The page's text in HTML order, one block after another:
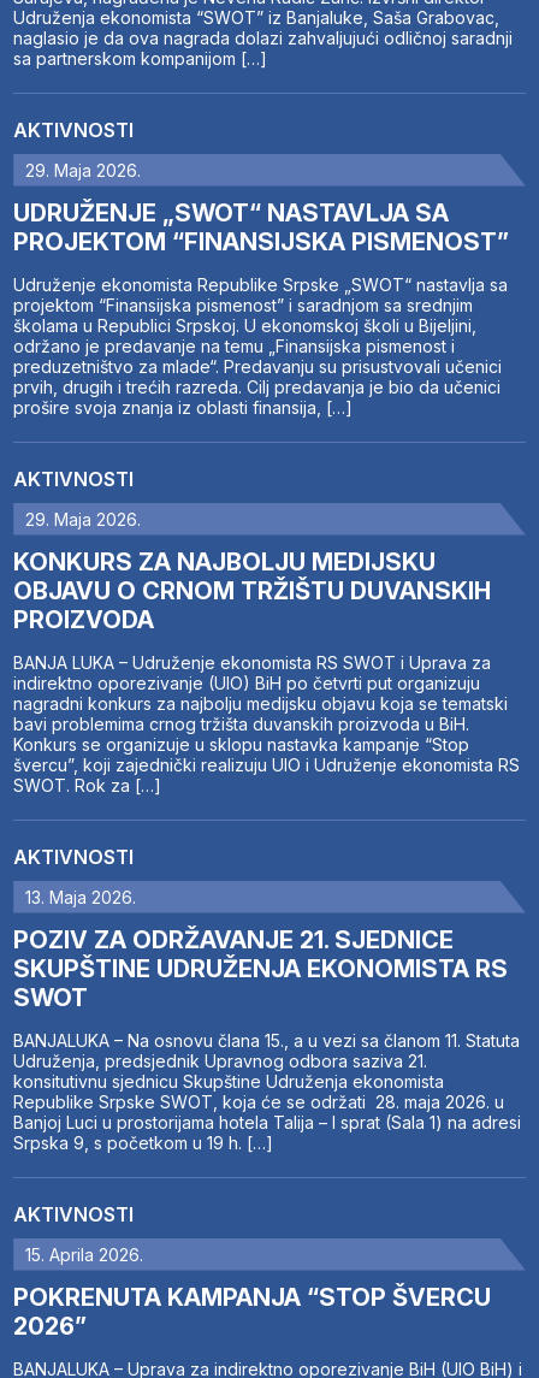
Udruženja ekonomista “SWOT” iz Banjaluke, Saša Grabovac,
naglasio je da ova nagrada dolazi zahvaljujući odličnoj saradnji
sa partnerskom kompanijom […]
AKTIVNOSTI
29. Maja 2026.
UDRUŽENJE „SWOT“ NASTAVLJA SA
PROJEKTOM “FINANSIJSKA PISMENOST”
Udruženje ekonomista Republike Srpske „SWOT“ nastavlja sa
projektom “Finansijska pismenost” i saradnjom sa srednjim
školama u Republici Srpskoj. U ekonomskoj školi u Bijeljini,
održano je predavanje na temu „Finansijska pismenost i
preduzetništvo za mlade“. Predavanju su prisustvovali učenici
prvih, drugih i trećih razreda. Cilj predavanja je bio da učenici
prošire svoja znanja iz oblasti finansija, […]
AKTIVNOSTI
29. Maja 2026.
KONKURS ZA NAJBOLJU MEDIJSKU
OBJAVU O CRNOM TRŽIŠTU DUVANSKIH
PROIZVODA
BANJA LUKA – Udruženje ekonomista RS SWOT i Uprava za
indirektno oporezivanje (UIO) BiH po četvrti put organizuju
nagradni konkurs za najbolju medijsku objavu koja se tematski
bavi problemima crnog tržišta duvanskih proizvoda u BiH.
Konkurs se organizuje u sklopu nastavka kampanje “Stop
švercu”, koji zajednički realizuju UIO i Udruženje ekonomista RS
SWOT. Rok za […]
AKTIVNOSTI
13. Maja 2026.
POZIV ZA ODRŽAVANJE 21. SJEDNICE
SKUPŠTINE UDRUŽENJA EKONOMISTA RS
SWOT
BANJALUKA – Na osnovu člana 15., a u vezi sa članom 11. Statuta
Udruženja, predsjednik Upravnog odbora saziva 21.
konsitutivnu sjednicu Skupštine Udruženja ekonomista
Republike Srpske SWOT, koja će se održati 28. maja 2026. u
Banjoj Luci u prostorijama hotela Talija – I sprat (Sala 1) na adresi
Srpska 9, s početkom u 19 h. […]
AKTIVNOSTI
15. Aprila 2026.
POKRENUTA KAMPANJA “STOP ŠVERCU
2026”
BANJALUKA – Uprava za indirektno oporezivanje BiH (UIO BiH) i